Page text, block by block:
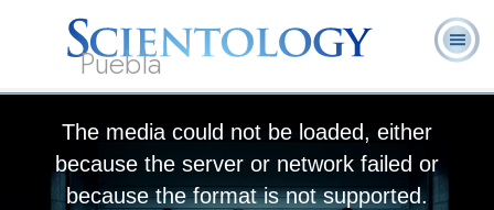
Puebla
The media could not be loaded, either
because the server or network failed or
because the format is not supported.